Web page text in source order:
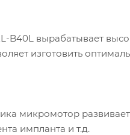
B40L вырабатывает
изготовить
микромотор
импланта и т.д.